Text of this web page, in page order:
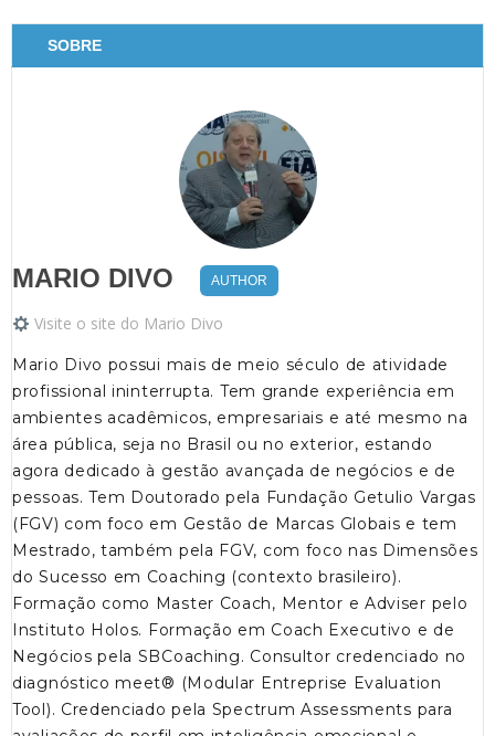
SOBRE
MARIO DIVO AUTHOR
Visite o site do Mario Divo
Mario Divo possui mais de meio século de atividade
profissional ininterrupta. Tem grande experiência em
ambientes acadêmicos, empresariais e até mesmo na
área pública, seja no Brasil ou no exterior, estando
agora dedicado à gestão avançada de negócios e de
pessoas. Tem Doutorado pela Fundação Getulio Vargas
(FGV) com foco em Gestão de Marcas Globais e tem
Mestrado, também pela FGV, com foco nas Dimensões
do Sucesso em Coaching (contexto brasileiro).
Formação como Master Coach, Mentor e Adviser pelo
Instituto Holos. Formação em Coach Executivo e de
Negócios pela SBCoaching. Consultor credenciado no
diagnóstico meet® (Modular Entreprise Evaluation
Tool). Credenciado pela Spectrum Assessments para